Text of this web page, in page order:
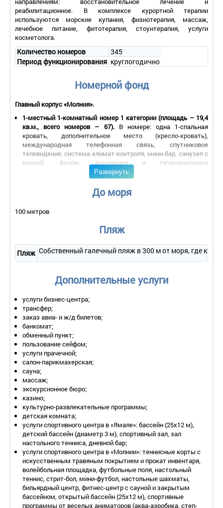
реабилитационное. В комплексе курортной терапии
используются морские купания, физиотерапия, массаж,
лечебное питание, фитотерапия, стоунтерапия, услуги
косметолога.
Количество номеров
345
Период функционирования круглогодично
Номерной фонд
Главный корпус «Молния».
1-местный 1-комнатный номер 1 категории (площадь – 19,4
кв.м., всего номеров – 67).В номере: одна 1-спальная
кровать, дополнительное место (кресло-кровать),
международная телефонная связь, спутниковое
телевидение, система климат-контроля, мини-бар, санузел с
ванной, феном, душевыми и гигиеническими
2-местный 1-комнатный номер 1 категории (площадь – 22
кв.м., всего номеров – 166).В номере: одна 2-спальная
кровать, дополнительное место (кресло-кровать),
международная телефонная связь, спутниковое
телевидение, система климат-контроля, мини-бар,санузел с
ванной, феном, душевыми и гигиеническими
2-местный 1-комнатный номер «Студия» (площадь – 35
кв.м., всего номеров – 24).В номере: одна 2-спальная
кровать, дополнительное место (кресло-кровать), балкон,
телевидение, система климат-контроля, мини-бар,сейф,
санузел с ванной, феном, банными принадлежностями и
средствами гигиены;
2-местный 2-комнатный номер «Люкс» (площадь – 57 кв.м.,
всего номеров – 8).В номере: одна 2-спальная кровать,
дополнительное место (два 2-местных дивана), гостиная,
международная телефонная связь, спутниковое
телевидение, система климат-контроля, мини-бар, сейф,
санузел с ванной, феном, банными принадлежностями и
средствами гигиены, гостевой туалет;
2-местные 2-комнатные «Апартаменты» (площадь – 58
кв.м., всего номеров – 4).
дополнительное место (два 2-местных дивана), гостиная с
встроенной стенкой-кухней и большим аквариумом,
международная телефонная связь, спутниковое
телевидение, DVD-проигрыватель, система климат-
контроля, мини-бар, сейф, набор посуды, печь СВЧ, санузел с
ванной, феном, банными принадлежностями и средствами
гигиены, гостевой туалет.
Корпус №1 «Ямал».
2-местный 1-комнатный номер 1 категории (площадь – 18
кв.м., всего номеров – 125).В номере: одна 2-спальная
кровать, дополнительное место (кресло-кровать),
телефонная связь, спутниковое телевидение, система
климат-контроля, мини-бар, санузел с душем, банными
Развернуть
До моря
100 метров
Пляж
Пляж Собственный галечный пляж в 300 м от моря, где к
Дополнительные услуги
услуги бизнес-центра;
трансфер;
заказ авиа- и ж/д билетов;
банкомат;
обменный пункт;
пользование сейфом;
услуги прачечной;
салон-парикмахерская;
сауна;
массаж;
экскурсионное бюро;
казино;
культурно-развлекательные программы;
детская комната;
услуги спортивного центра в «Ямале»: бассейн (25х12 м),
детский бассейн (диаметр 3 м), спортивный зал, зал
настольного тенниса, дневной бар;
услуги спортивного центра в «Молнии»: теннисные корты с
искусственным травяным покрытием и прокат инвентаря,
волейбольная площадка, футбольные поля, настольный
теннис, стрит-бол, мини-футбол, настольные шахматы,
бильярдный центр, фитнес-центр с сауной и закрытым
бассейном, открытый бассейн (25х12 м), спортивные
программы от веселых аниматоров (аква-аэробика, степ-